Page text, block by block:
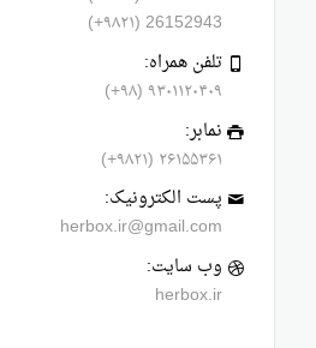
26152943 (۹۸۲۱+)
تلفن همراه:
۹۳۰۱۱۲۰۴۰۹ (۹۸+)
نمابر:
۲۶۱۵۵۳۶۱ (۹۸۲۱+)
پست الکترونیک:
herbox.ir@gmail.com
وب سایت:
herbox.ir